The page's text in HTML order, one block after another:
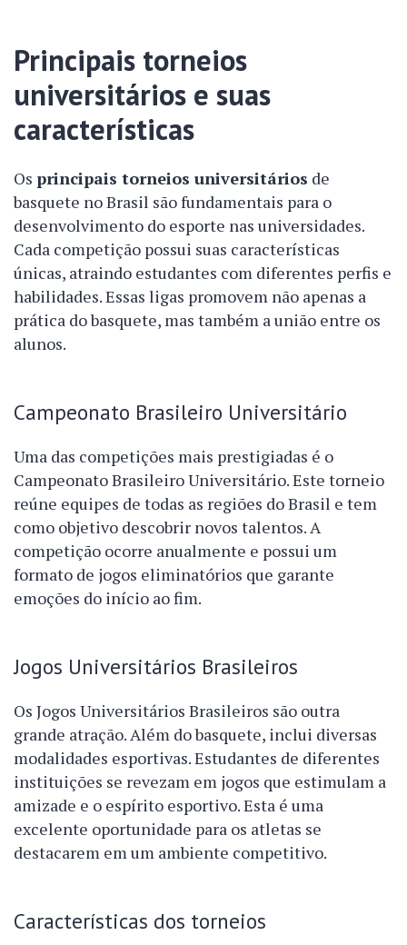
Principais torneios
universitários e suas
características
Os principais torneios universitários de
basquete no Brasil são fundamentais para o
desenvolvimento do esporte nas universidades.
Cada competição possui suas características
únicas, atraindo estudantes com diferentes perfis e
habilidades. Essas ligas promovem não apenas a
prática do basquete, mas também a união entre os
alunos.
Campeonato Brasileiro Universitário
Uma das competições mais prestigiadas é o
Campeonato Brasileiro Universitário. Este torneio
reúne equipes de todas as regiões do Brasil e tem
como objetivo descobrir novos talentos. A
competição ocorre anualmente e possui um
formato de jogos eliminatórios que garante
emoções do início ao fim.
Jogos Universitários Brasileiros
Os Jogos Universitários Brasileiros são outra
grande atração. Além do basquete, inclui diversas
modalidades esportivas. Estudantes de diferentes
instituições se revezam em jogos que estimulam a
amizade e o espírito esportivo. Esta é uma
excelente oportunidade para os atletas se
destacarem em um ambiente competitivo.
Características dos torneios